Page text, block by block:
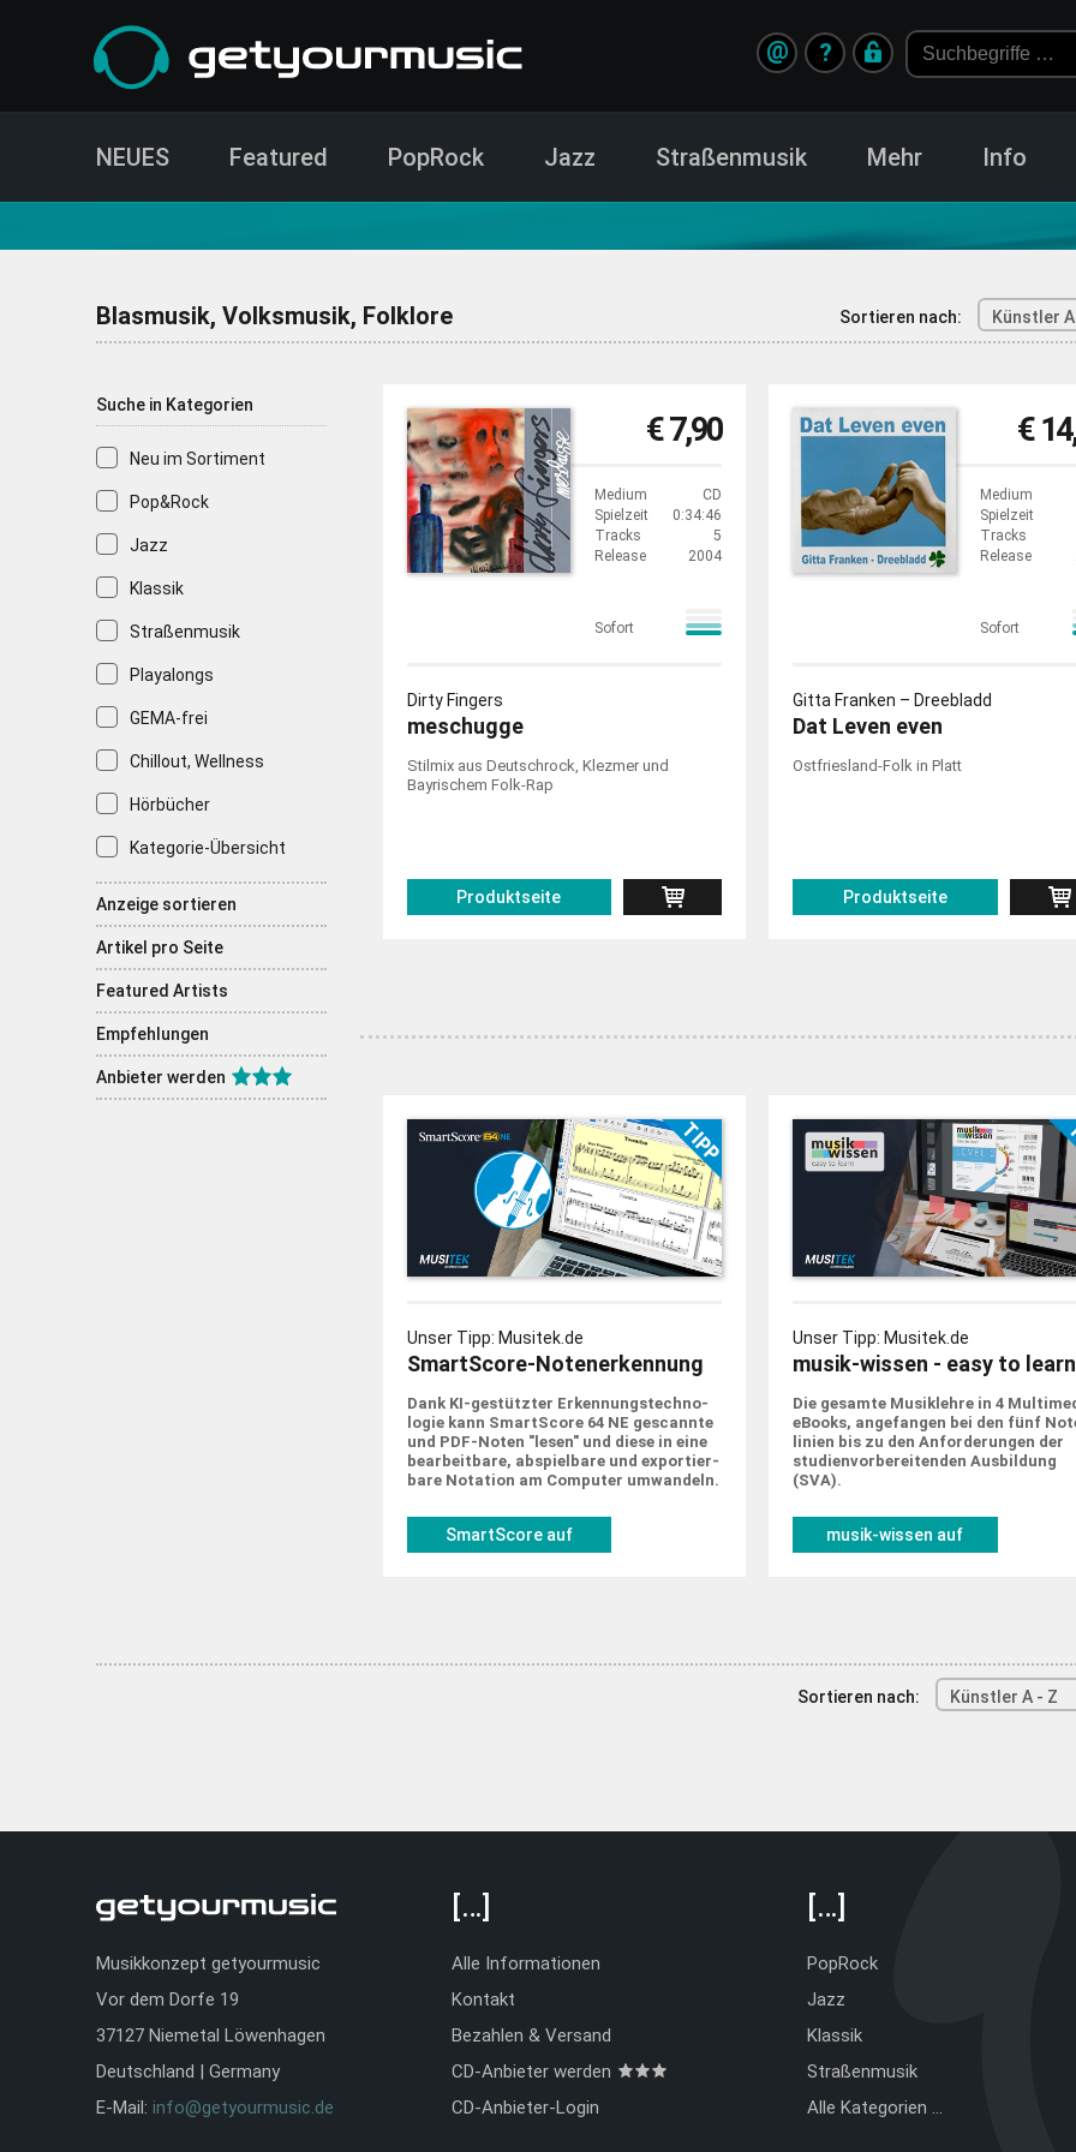
?
@
NEUES Featured PopRock Jazz Straßenmusik Mehr Info
Blasmusik, Volksmusik, Folklore Sortieren nach: Künstler
Suche in Kategorien
Neu im Sortiment
Pop&Rock
Jazz
Klassik
Straßenmusik
Playalongs
GEMA-frei
Chillout, Wellness
Hörbücher
Kategorie-Übersicht
Anzeige sortieren
Artikel pro Seite
Featured Artists
Empfehlungen
Anbieter werden
€ 7,90
Medium
CD
Spielzeit
0:34:46
Tracks
5
Release
2004
Sofort
Dirty Fingers
meschugge
Stilmix aus Deutschrock, Klezmer und
Bayrischem Folk-Rap
Produktseite
€
Medium
Spielzeit
Tracks
Release
Sofort
Gitta Franken – Dreebladd
Dat Leven even
Ostfriesland-Folk in Platt
Produktseite
Unser Tipp: Musitek.de
SmartScore-Notenerkennung
Dank KI-gestützter Erkennungs­techno­
logie kann SmartScore 64 NE gescannte
und PDF-Noten "lesen" und diese in eine
bearbeit­bare, abspiel­bare und expor­tier­
bare Notation am Computer um­wandeln.
SmartScore auf
Unser Tipp: Musitek.de
musik-wissen - easy to learn
Die gesamte Musik­lehre in 4
eBooks, ange­fangen bei den fünf
linien bis zu den Anforde­rungen der
studien­vorbe­rei­tenden Ausbildung
(SVA).
musik-wissen auf
Sortieren nach: Künstler A - Z
Musikkonzept getyourmusic
Vor dem Dorfe 19
37127 Niemetal Löwenhagen
Deutschland | Germany
E-Mail: info@getyourmusic.de
[…]
Alle Informationen
Kontakt
Bezahlen & Versand
CD-Anbieter werden
CD-Anbieter-Login
[…]
PopRock
Jazz
Klassik
Straßenmusik
Alle Kategorien …